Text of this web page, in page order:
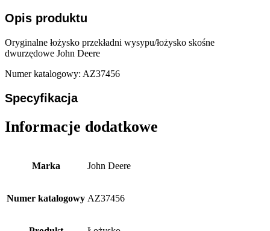
Opis produktu
Oryginalne łożysko przekładni wysypu/łożysko skośne
dwurzędowe John Deere
Numer katalogowy: AZ37456
Specyfikacja
Informacje dodatkowe
Marka John Deere
Numer katalogowy AZ37456